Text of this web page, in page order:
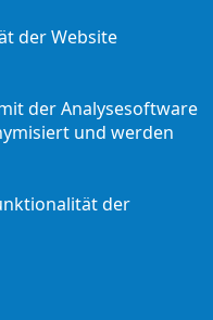
der Website
der Analysesoftware
und werden
der